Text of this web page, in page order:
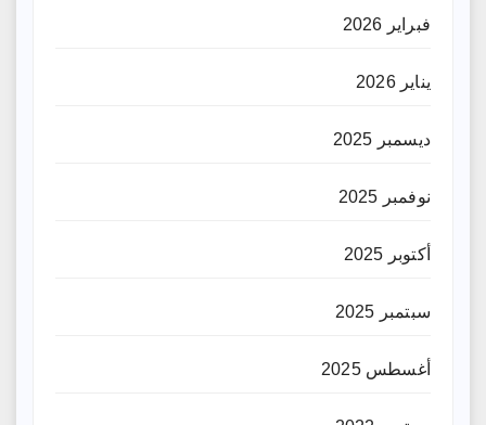
فبراير 2026
يناير 2026
ديسمبر 2025
نوفمبر 2025
أكتوبر 2025
سبتمبر 2025
أغسطس 2025